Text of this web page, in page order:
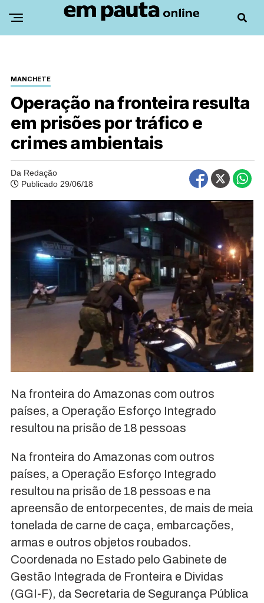
MANCHETE
Operação na fronteira resulta
em prisões por tráfico e
crimes ambientais
Da Redação
Publicado 29/06/18
Na fronteira do Amazonas com outros
países, a Operação Esforço Integrado
resultou na prisão de 18 pessoas
Na fronteira do Amazonas com outros
países, a Operação Esforço Integrado
resultou na prisão de 18 pessoas e na
apreensão de entorpecentes, de mais de meia
tonelada de carne de caça, embarcações,
armas e outros objetos roubados.
Coordenada no Estado pelo Gabinete de
Gestão Integrada de Fronteira e Dividas
(GGI-F), da Secretaria de Segurança Pública